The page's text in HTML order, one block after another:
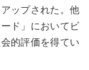
ップされた。他
ド」においてビ
的評価を得てい